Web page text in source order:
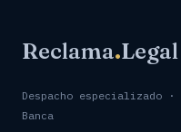
Reclama.Legal
Despacho especializado ·
Banca